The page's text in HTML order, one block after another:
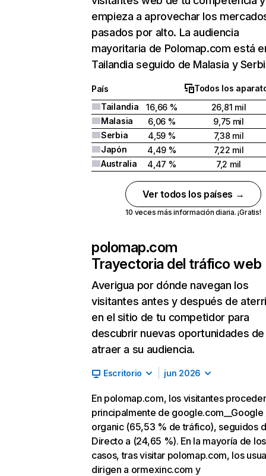
empieza a aprovechar los
pasados por alto. La audiencia
mayoritaria de Polomap.com está
Tailandia seguido de Malasia y
País
Todos los
Tailandia
16,66 %
26,81 mil
Malasia
6,06 %
9,75 mil
Serbia
4,59 %
7,38 mil
Japón
4,49 %
7,22 mil
Australia
4,47 % 7,2 mil
Ver todos los países →
10 veces más información diaria. ¡Gratis!
polomap.com
Trayectoria del tráfico web
Averigua por dónde navegan los
visitantes antes y después de
en el sitio de tu competidor para
descubrir nuevas oportunidades de
atraer a su audiencia.
Escritorio jun 2026
En polomap.com, los visitantes
principalmente de google.com__Google
organic (65,53 % de tráfico), seguidos
Directo a (24,65 %). En la mayoría de los
casos, tras visitar polomap.com, los
dirigen a ormexinc.com y